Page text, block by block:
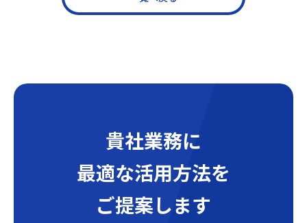
貴社業務に
最適な活用方法を
ご提案します